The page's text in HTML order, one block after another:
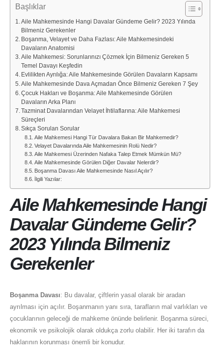
Başlıklar
Aile Mahkemesinde Hangi Davalar Gündeme Gelir? 2023 Yılında
Bilmeniz Gerekenler
Boşanma, Velayet ve Daha Fazlası: Aile Mahkemesindeki
Davaların Anatomisi
Aile Mahkemesi: Sorunlarınızı Çözmek İçin Bilmeniz Gereken 5
Temel Davayı Keşfedin
Evlilikten Ayrılığa: Aile Mahkemesinde Görülen Davaların Kapsamı
Aile Mahkemesinde Dava Açmadan Önce Bilmeniz Gereken 7 Şey
Çocuk Hakları ve Boşanma: Aile Mahkemesinde Görülen
Davaların Arka Planı
Tazminat Davalarından Velayet İhtilaflarına: Aile Mahkemesi
Süreçleri
Sıkça Sorulan Sorular
Aile Mahkemesi Hangi Tür Davalara Bakan Bir Mahkemedir?
Velayet Davalarında Aile Mahkemesinin Rolü Nedir?
Aile Mahkemesi Üzerinden Nafaka Talep Etmek Mümkün Mü?
Aile Mahkemesinde Görülen Diğer Davalar Nelerdir?
Boşanma Davası Aile Mahkemesinde Nasıl Açılır?
İlgili Yazılar:
Aile Mahkemesinde Hangi
Davalar Gündeme Gelir?
2023 Yılında Bilmeniz
Gerekenler
Boşanma Davası: Bu davalar, çiftlerin yasal olarak bir aradan
ayrılması için açılır. Boşanmanın yanı sıra, tarafların mal varlıkları ve
çocuklarının geleceği de mahkeme önünde belirlenir. Boşanma süreci,
ekonomik ve psikolojik olarak oldukça zorlu olabilir. Her iki tarafın da
haklarının korunması önemli bir konudur.